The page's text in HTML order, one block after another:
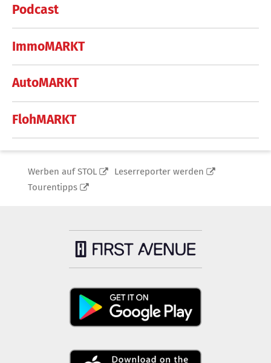
Podcast
ImmoMARKT
AutoMARKT
FlohMARKT
Werben auf STOL
Leserreporter werden
Tourentipps